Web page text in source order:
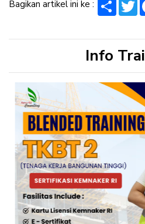
Bagikan artikel ini ke :
Info